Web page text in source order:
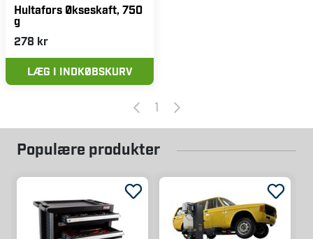
Hultafors Økseskaft, 750
g
278 kr
LÆG I INDKØBSKURV
1
Populære produkter